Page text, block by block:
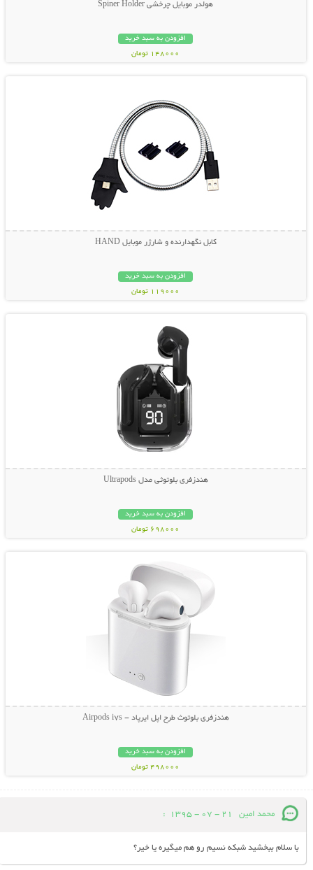
هولدر موبایل چرخشی Spiner Holder
افزودن به سبد خرید
148000 تومان
کابل نگهدارنده و شارژر موبایل HAND
افزودن به سبد خرید
119000 تومان
هندزفری بلوتوثی مدل Ultrapods
افزودن به سبد خرید
698000 تومان
هندزفری بلوتوث طرح اپل ایرپاد - Airpods i7s
افزودن به سبد خرید
498000 تومان
محمد امين 21 - 07 - 1395
:
با سلام ببخشيد شبكه نسيم رو هم ميگيره يا خير؟